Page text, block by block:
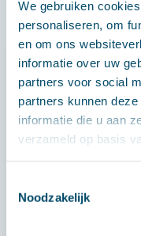
We gebruiken
personaliseren, om
en om ons
informatie over uw
partners voor social
partners kunnen
informatie die u aan
verzameld op basis
Noodzakelijk
CONTACT
Wilt u
uw
integration?
met ons op en